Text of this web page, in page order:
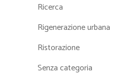
Ricerca
Rigenerazione urbana
Ristorazione
Senza categoria